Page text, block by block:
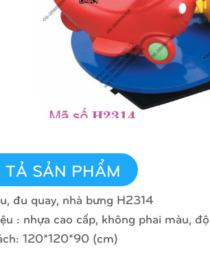
TẢ SẢN PHẨM
đu quay, nhà bưng H2314
: nhựa cao cấp, không phai màu,
120*120*90 (cm)